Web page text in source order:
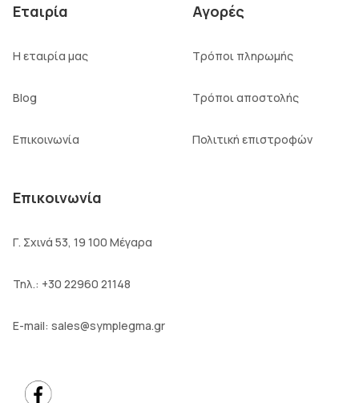
Εταιρία
Η εταιρία μας
Blog
Επικοινωνία
Αγορές
Τρόποι πληρωμής
Τρόποι αποστολής
Πολιτική επιστροφών
Επικοινωνία
Γ. Σχινά 53, 19 100 Μέγαρα
Τηλ.: +30 22960 21148
E-mail: sales@symplegma.gr